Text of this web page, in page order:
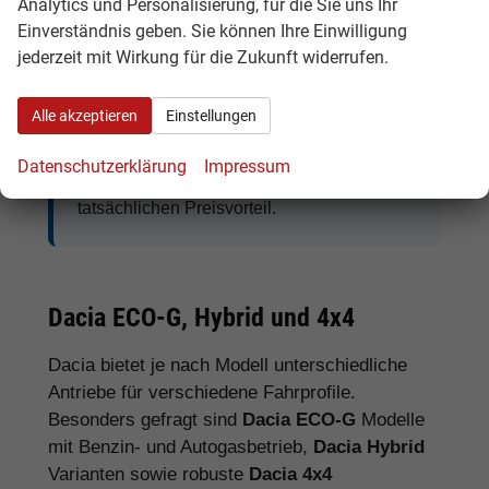
Tipp:Vergleichen Sie bei Dacia EU-
sondern auch Ausstattung, Lieferzeit,
Zusatzkosten. So erkennen Sie den
tatsächlichen Preisvorteil.
Dacia ECO-G, Hybrid und 4x4
Dacia bietet je nach Modell unterschiedliche
Antriebe für verschiedene Fahrprofile.
Besonders gefragt sind Dacia ECO-G Modelle
mit Benzin- und Autogasbetrieb, Dacia Hybrid
Varianten sowie robuste Dacia 4x4
Analytics und Personalisierung, für die Sie uns Ihr
Einverständnis geben. Sie können Ihre Einwilligung
jederzeit mit Wirkung für die Zukunft widerrufen.
Alle akzeptieren Einstellungen
Datenschutzerklärung Impressum